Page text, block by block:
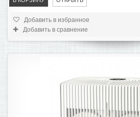
Добавить в избранное
Добавить в сравнение